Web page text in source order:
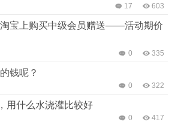
603
17
宝上购买中级会员赠送——活动期价
335
0
钱呢？
322
0
用什么水浇灌比较好
417
0